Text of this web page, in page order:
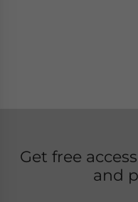
Get free
and